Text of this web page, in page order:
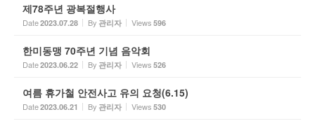
제78주년 광복절행사
Date2023.07.28 By 관리자 Views 596
한미동맹 70주년 기념 음악회
Date2023.06.22 By 관리자 Views 526
여름 휴가철 안전사고 유의 요청(6.15)
Date2023.06.21 By 관리자 Views 530